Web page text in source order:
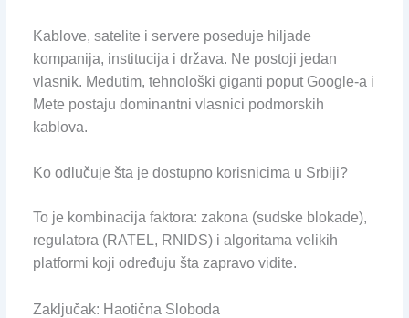
Kablove, satelite i servere poseduje hiljade
kompanija, institucija i država. Ne postoji jedan
vlasnik. Međutim, tehnološki giganti poput Google-a i
Mete postaju dominantni vlasnici podmorskih
kablova.
Ko odlučuje šta je dostupno korisnicima u Srbiji?
To je kombinacija faktora: zakona (sudske blokade),
regulatora (RATEL, RNIDS) i algoritama velikih
platformi koji određuju šta zapravo vidite.
Zaključak: Haotična Sloboda